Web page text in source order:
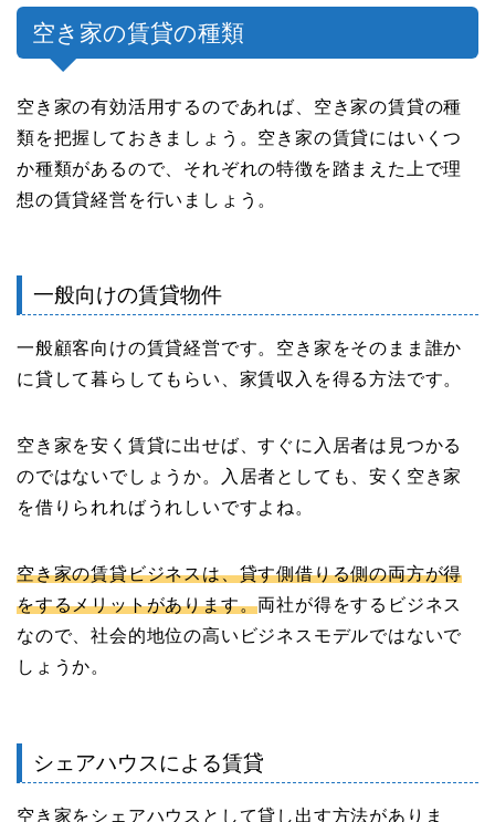
空き家の賃貸の種類
空き家の有効活用するのであれば、空き家の賃貸の種
類を把握しておきましょう。空き家の賃貸にはいくつ
か種類があるので、それぞれの特徴を踏まえた上で理
想の賃貸経営を行いましょう。
一般向けの賃貸物件
一般顧客向けの賃貸経営です。空き家をそのまま誰か
に貸して暮らしてもらい、家賃収入を得る方法です。
空き家を安く賃貸に出せば、すぐに入居者は見つかる
のではないでしょうか。入居者としても、安く空き家
を借りられればうれしいですよね。
空き家の賃貸ビジネスは、貸す側借りる側の両方が得
をするメリットがあります。両社が得をするビジネス
なので、社会的地位の高いビジネスモデルではないで
しょうか。
シェアハウスによる賃貸
空き家をシェアハウスとして貸し出す方法がありま